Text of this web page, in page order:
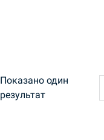
Показано один
результат